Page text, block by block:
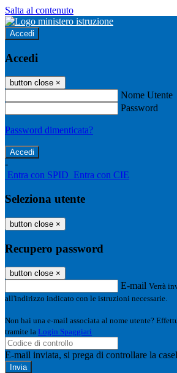
Salta al contenuto
Accedi
Accedi
button close ×
Nome Utente
Password
Password dimenticata?
-
Entra con SPID Entra con CIE
Seleziona utente
button close ×
Recupero password
button close ×
E-mail Verrà
all'indirizzo indicato con le istruzioni necessarie.
Non hai una e-mail associata al nome utente?
tramite la Login Spaggiari
E-mail inviata, si prega di controllare la